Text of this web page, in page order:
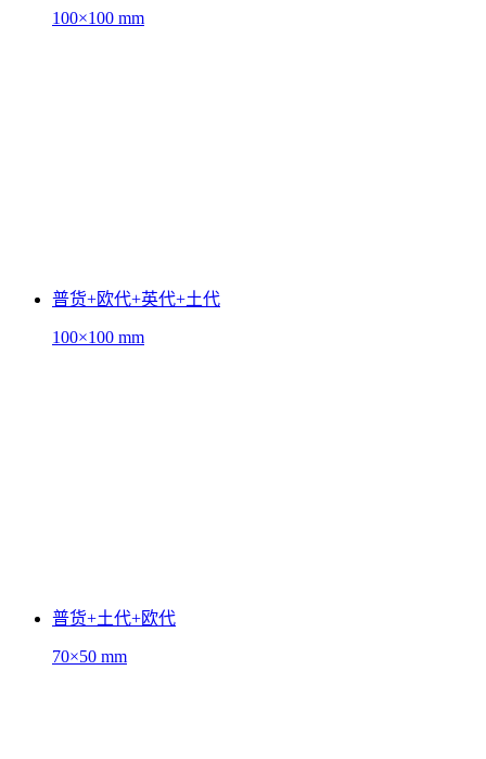
100×100 mm
普货+欧代+英代+土代
100×100 mm
普货+土代+欧代
70×50 mm